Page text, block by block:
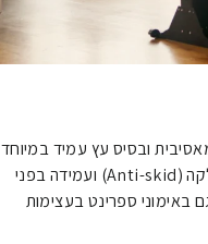
ובסיס עץ עמיד במיוחד
הבסיס כולל שכבה מונעת החלקה (Anti-skid) ועמידה בפני
ספרינט בעצימות